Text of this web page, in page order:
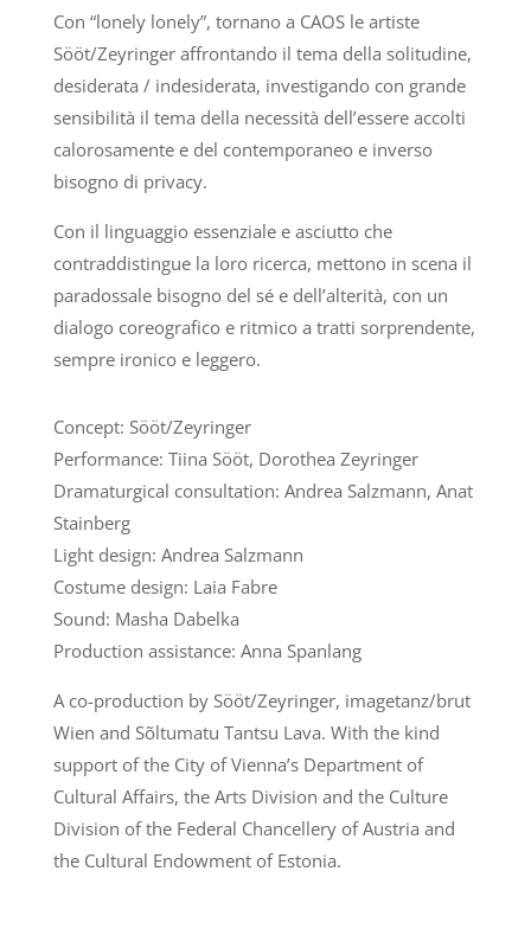
Con “lonely lonely”, tornano a CAOS le artiste
Sööt/Zeyringer affrontando il tema della solitudine,
desiderata / indesiderata, investigando con grande
sensibilità il tema della necessità dell’essere accolti
calorosamente e del contemporaneo e inverso
bisogno di privacy.
Con il linguaggio essenziale e asciutto che
contraddistingue la loro ricerca, mettono in scena il
paradossale bisogno del sé e dell’alterità, con un
dialogo coreografico e ritmico a tratti sorprendente,
sempre ironico e leggero.
Concept: Sööt/Zeyringer
Performance: Tiina Sööt, Dorothea Zeyringer
Dramaturgical consultation: Andrea Salzmann, Anat
Stainberg
Light design: Andrea Salzmann
Costume design: Laia Fabre
Sound: Masha Dabelka
Production assistance: Anna Spanlang
A co-production by Sööt/Zeyringer, imagetanz/brut
Wien and Sõltumatu Tantsu Lava. With the kind
support of the City of Vienna’s Department of
Cultural Affairs, the Arts Division and the Culture
Division of the Federal Chancellery of Austria and
the Cultural Endowment of Estonia.